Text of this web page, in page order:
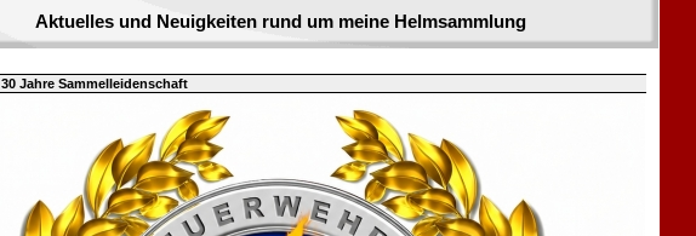
Aktuelles und Neuigkeiten rund um meine Helmsammlung
30 Jahre Sammelleidenschaft